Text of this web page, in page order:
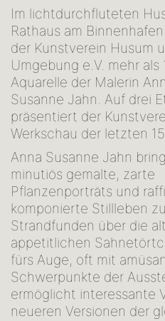
Im lichtdurchfluteten
Rathaus am
der Kunstverein Husum
Umgebung e.V. mehr als
Aquarelle der Malerin
Susanne Jahn. Auf drei
präsentiert der
Werkschau der letzten
Anna Susanne Jahn
minutiös gemalte, zarte
Pflanzenporträts und
komponierte Stillleben
Strandfunden über die
appetitlichen
fürs Auge, oft mit
Schwerpunkte der
ermöglicht interessante
neueren Versionen der